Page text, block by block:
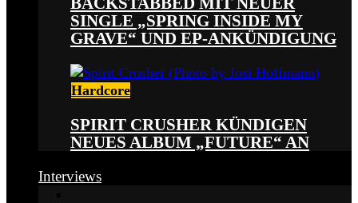
SINGLE „SPRING INSIDE MY
GRAVE“ UND EP-ANKÜNDIGUNG
Hardcore
SPIRIT CRUSHER KÜNDIGEN
NEUES ALBUM „FUTURE“ AN
Interviews